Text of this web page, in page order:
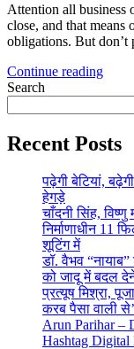
Attention all business
close, and that means
obligations. But
Continue reading
Search
Recent Posts
पढ़ेगी बेटियां,
हेगड़े
चाँदनी सिंह, विष्णु
निर्माणाधीन 11
शूटिंग में
डॉ. वैभव “नायाब”
को जादू में बदल
प्रत्यूष मिश्रा,
करब पैसा वाली
Arun Parihar –
Hashtag Digital